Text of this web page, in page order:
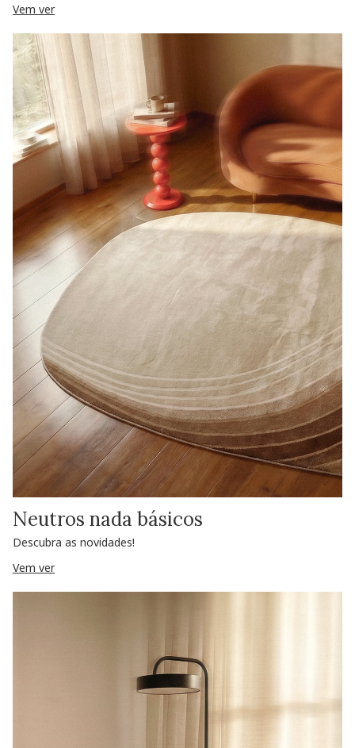
Vem ver
Neutros nada básicos
Descubra as novidades!
Vem ver